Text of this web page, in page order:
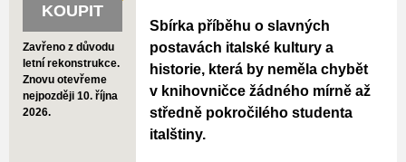
Sbírka příběhu o slavných
postavách italské kultury a
historie, která by neměla chybět
v knihovničce žádného mírně až
středně pokročilého studenta
italštiny.
KOUPIT
Zavřeno z důvodu
letní rekonstrukce.
Znovu otevřeme
nejpozději 10. října
2026.